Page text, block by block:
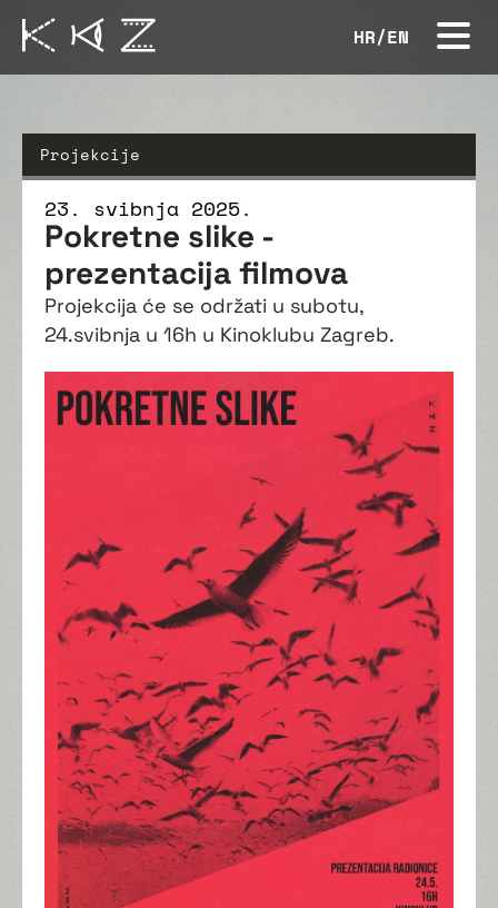
HR/EN
Projekcije
23. svibnja 2025.
Pokretne slike -
prezentacija filmova
Projekcija će se održati u subotu,
24.svibnja u 16h u Kinoklubu Zagreb.